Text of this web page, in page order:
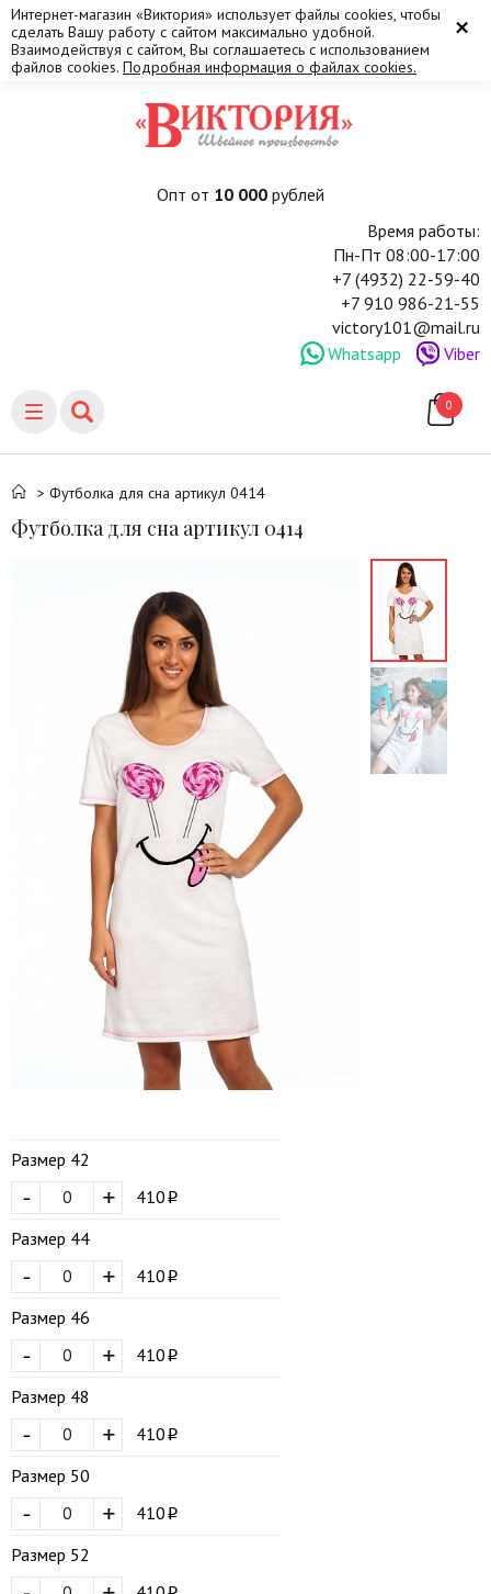
×
Интернет-магазин «Виктория» использует файлы cookies, чтобы
сделать Вашу работу с сайтом максимально удобной.
Взаимодействуя с сайтом, Вы соглашаетесь с использованием
файлов cookies. Подробная информация о файлах cookies.
Опт от 10 000рублей
Время работы:
Пн-Пт 08:00-17:00
+7 (4932) 22-59-40
+7 910 986-21-55
victory101@mail.ru
Whatsapp
Viber
0
> Футболка для сна артикул 0414
Футболка для сна артикул 0414
Размер 42
+
-
410
Размер 44
+
-
410
Размер 46
+
-
410
Размер 48
+
-
410
Размер 50
+
-
410
Размер 52